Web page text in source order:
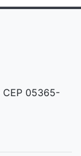
CEP 05365-